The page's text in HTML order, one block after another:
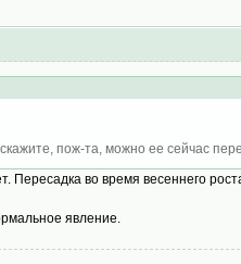
пож-та, можно ее сейчас
Пересадка во время весеннего
явление.